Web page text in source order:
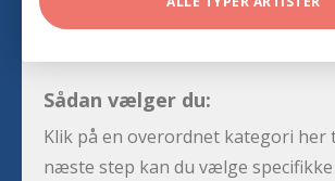
Sådan vælger du:
Klik på en overordnet kategori her
næste step kan du vælge